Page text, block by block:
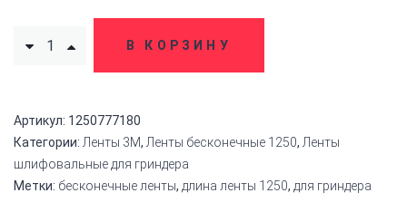
В КОРЗИНУ
Артикул: 1250777180
Категории: Ленты 3M, Ленты бесконечные 1250, Ленты
шлифовальные для гриндера
Метки: бесконечные ленты, длина ленты 1250, для гриндера